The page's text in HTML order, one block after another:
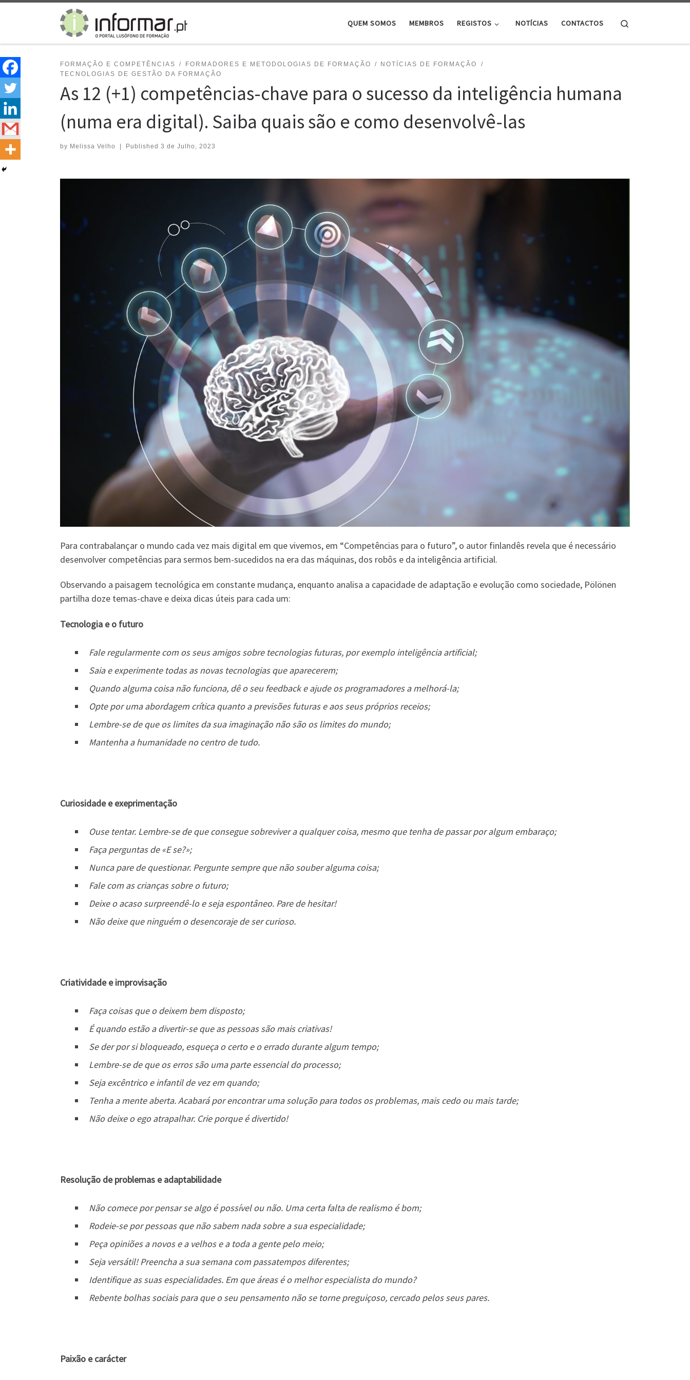
Skip to content
QUEM SOMOS MEMBROS REGISTOS NOTÍCIAS CONTACTOS
FORMAÇÃO E COMPETÊNCIAS FORMADORES E METODOLOGIAS DE FORMAÇÃO
NOTÍCIAS DE FORMAÇÃO
TECNOLOGIAS DE GESTÃO DA FORMAÇÃO
As 12 (+1) competências-chave para o sucesso da inteligência humana
(numa era digital). Saiba quais são e como desenvolvê-las
by Melissa Velho Published 3 de Julho, 2023
Para contrabalançar o mundo cada vez mais digital em que vivemos, em “Competências para o futuro”, o autor finlandês revela que é necessário
desenvolver competências para sermos bem-sucedidos na era das máquinas, dos robôs e da inteligência artificial.
Observando a paisagem tecnológica em constante mudança, enquanto analisa a capacidade de adaptação e evolução como sociedade, Pölönen
partilha doze temas-chave e deixa dicas úteis para cada um:
Tecnologia e o futuro
Fale regularmente com os seus amigos sobre tecnologias futuras, por exemplo inteligência artificial;
Saia e experimente todas as novas tecnologias que aparecerem;
Quando alguma coisa não funciona, dê o seu feedback e ajude os programadores a melhorá-la;
Opte por uma abordagem crítica quanto a previsões futuras e aos seus próprios receios;
Lembre-se de que os limites da sua imaginação não são os limites do mundo;
Mantenha a humanidade no centro de tudo.
Curiosidade e exeprimentação
Ouse tentar. Lembre-se de que consegue sobreviver a qualquer coisa, mesmo que tenha de passar por algum embaraço;
Faça perguntas de «E se?»;
Nunca pare de questionar. Pergunte sempre que não souber alguma coisa;
Fale com as crianças sobre o futuro;
Deixe o acaso surpreendê-lo e seja espontâneo. Pare de hesitar!
Não deixe que ninguém o desencoraje de ser curioso.
Criatividade e improvisação
Faça coisas que o deixem bem disposto;
É quando estão a divertir-se que as pessoas são mais criativas!
Se der por si bloqueado, esqueça o certo e o errado durante algum tempo;
Lembre-se de que os erros são uma parte essencial do processo;
Seja excêntrico e infantil de vez em quando;
Tenha a mente aberta. Acabará por encontrar uma solução para todos os problemas, mais cedo ou mais tarde;
Não deixe o ego atrapalhar. Crie porque é divertido!
Resolução de problemas e adaptabilidade
Não comece por pensar se algo é possível ou não. Uma certa falta de realismo é bom;
Rodeie-se por pessoas que não sabem nada sobre a sua especialidade;
Peça opiniões a novos e a velhos e a toda a gente pelo meio;
Seja versátil! Preencha a sua semana com passatempos diferentes;
Identifique as suas especialidades. Em que áreas é o melhor especialista do mundo?
Rebente bolhas sociais para que o seu pensamento não se torne preguiçoso, cercado pelos seus pares.
Paixão e carácter